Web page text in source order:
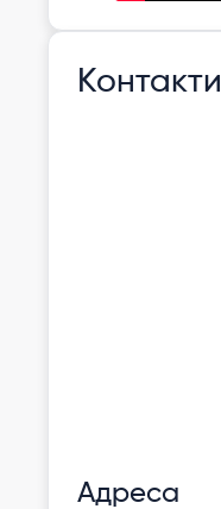
Контакти
Адреса